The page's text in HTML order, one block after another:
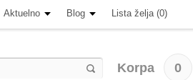
Aktuelno Blog Lista želja (0)
Korpa 0